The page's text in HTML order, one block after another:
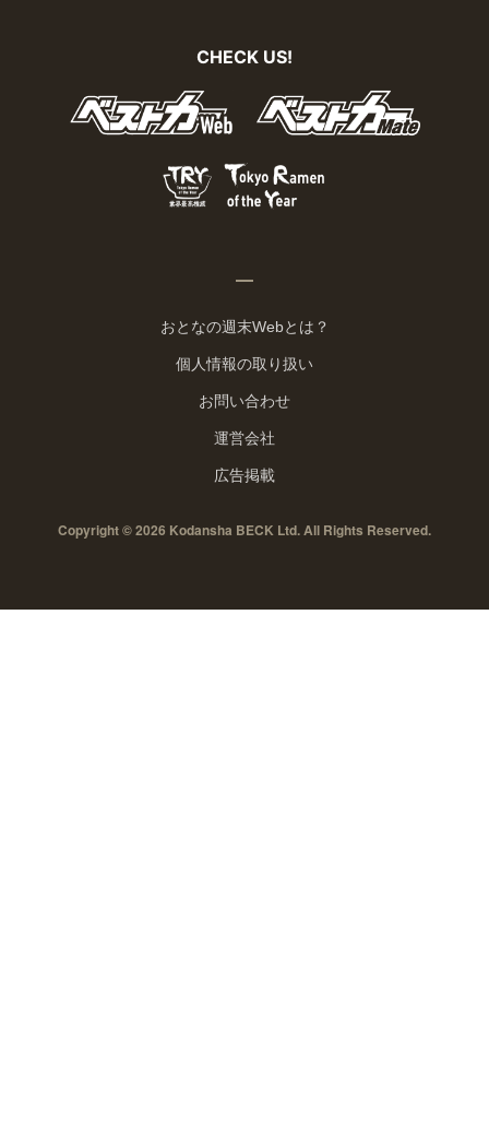
CHECK US!
おとなの週末Webとは？
個人情報の取り扱い
お問い合わせ
運営会社
広告掲載
Copyright © 2026 Kodansha BECK Ltd. All Rights Reserved.